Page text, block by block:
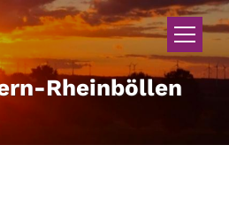
Rheinböllen